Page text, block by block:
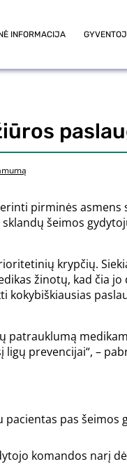
INFORMACIJA
pirminės
šeimos
krypčių.
žinotų, kad čia
prevencijai“, –
pas šeimos
komandos narį